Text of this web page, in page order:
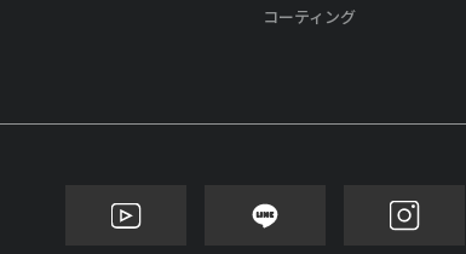
コーティング